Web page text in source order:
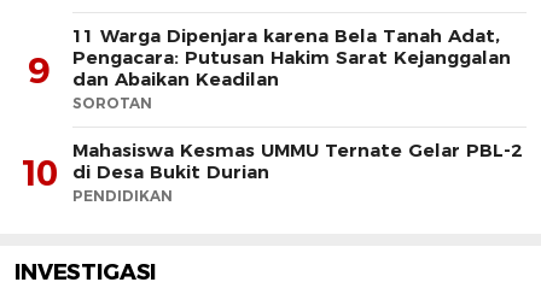
9
11 Warga Dipenjara karena Bela Tanah Adat,
Pengacara: Putusan Hakim Sarat Kejanggalan
dan Abaikan Keadilan
SOROTAN
10
Mahasiswa Kesmas UMMU Ternate Gelar PBL-2
di Desa Bukit Durian
PENDIDIKAN
INVESTIGASI